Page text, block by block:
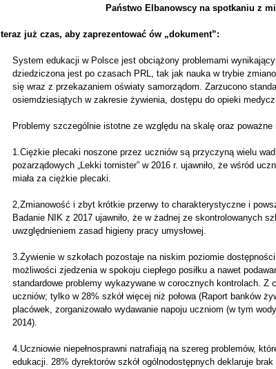
Państwo Elbanowscy na spotkaniu z
już czas, aby zaprezentować ów „dokument”:
System edukacji w Polsce jest obciążony problemami
dziedziczona jest po czasach PRL, tak jak nauka w trybie
się wraz z przekazaniem oświaty samorządom. Zarzucono
osiemdziesiątych w zakresie żywienia, dostępu do opieki
Problemy szczególnie istotne ze względu na skalę oraz
1.Ciężkie plecaki noszone przez uczniów są przyczyną wielu
pozarządowych „Lekki tornister” w 2016 r. ujawniło, że wśród
miała za ciężkie plecaki.
2,Zmianowość i zbyt krótkie przerwy to charakterystyczne i
Badanie NIK z 2017 ujawniło, że w żadnej ze skontrolowanych
uwzględnieniem zasad higieny pracy umysłowej.
3.Żywienie w szkołach pozostaje na niskim poziomie
możliwości zjedzenia w spokoju ciepłego posiłku a nawet
standardowe problemy wykazywane w corocznych kontrolach. Z
uczniów; tylko w 28% szkół więcej niż połowa (Raport banków
placówek, zorganizowało wydawanie napoju uczniom (w tym
2014).
4.Uczniowie niepełnosprawni natrafiają na szereg problemów,
edukacji. 28% dyrektorów szkół ogólnodostępnych deklaruje